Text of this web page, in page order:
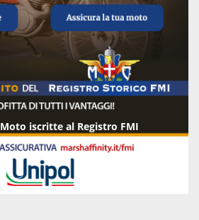
Moto iscritte al Registro FMI